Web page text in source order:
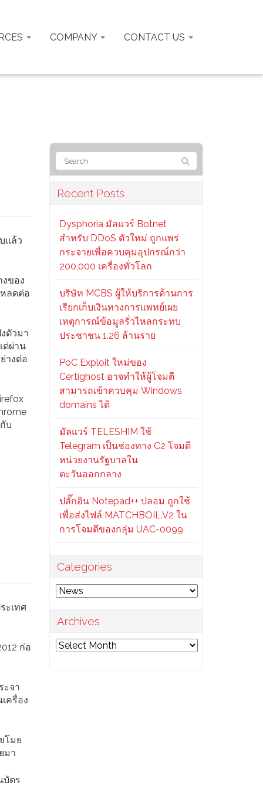
COMPANY CONTACT US
แล้ว
ของ
ลดต่อ
ตัวมา
ต่ผ่าน
างต่อ
บ
ะเทศ
ก่อ
ะจา
ครื่อง
โมย
มา
บัตร
Recent Posts
Dysphoria มัลแวร์ Botnet
สำหรับ DDoS ตัวใหม่ ถูกแพร่
กระจายเพื่อควบคุมอุปกรณ์กว่า
200,000 เครื่องทั่วโลก
บริษัท MCBS ผู้ให้บริการด้านการ
เรียกเก็บเงินทางการแพทย์เผย
เหตุการณ์ข้อมูลรั่วไหลกระทบ
ประชาชน 1.26 ล้านราย
PoC Exploit ใหม่ของ
Certighost อาจทำให้ผู้โจมตี
สามารถเข้าควบคุม Windows
domains ได้
มัลแวร์ TELESHIM ใช้
Telegram เป็นช่องทาง C2 โจมตี
หน่วยงานรัฐบาลใน
ตะวันออกกลาง
ปลั๊กอิน Notepad++ ปลอม ถูกใช้
เพื่อส่งไฟล์ MATCHBOIL.V2 ใน
การโจมตีของกลุ่ม UAC-0099
Categories
Categories
Archives
Archives